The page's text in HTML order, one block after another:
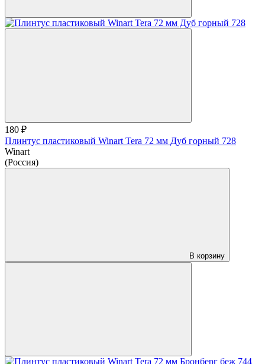
180 ₽
Плинтус пластиковый Winart Tera 72 мм Дуб горный 728
Winart
(Россия)
В корзину